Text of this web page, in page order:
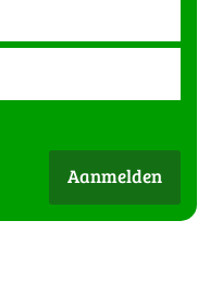
Aanmelden